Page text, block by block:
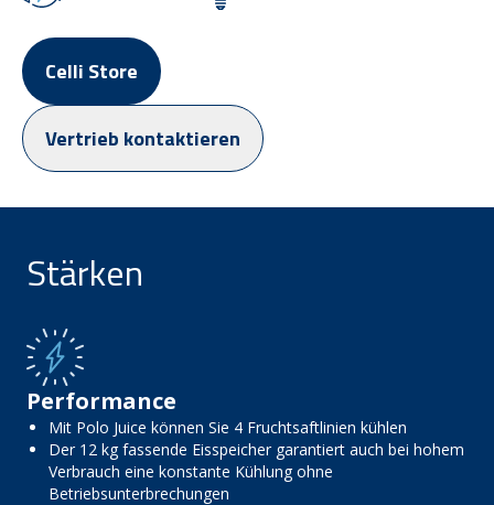
Celli Store
Vertrieb kontaktieren
Stärken
Performance
Mit Polo Juice können Sie 4 Fruchtsaftlinien kühlen
Der 12 kg fassende Eisspeicher garantiert auch bei hohem
Verbrauch eine konstante Kühlung ohne
Betriebsunterbrechungen